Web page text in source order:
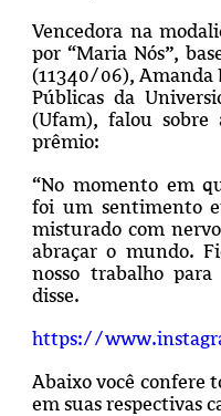
Vencedora na
por “Maria Nós”,
(11340/06), Amanda
Públicas da
(Ufam), falou sobre
prêmio:
“No momento em
foi um sentimento
misturado com
abraçar o mundo.
nosso trabalho
disse.
https://
Abaixo você confere
em suas respectivas